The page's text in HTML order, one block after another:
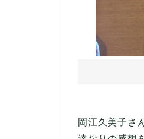
岡江久美子さ